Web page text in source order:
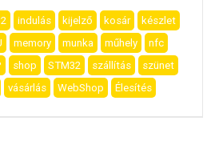
indulás kijelző kosár
készlet
memory munka műhely
nfc
shop STM32 szállítás
szünet
vásárlás WebShop Élesítés